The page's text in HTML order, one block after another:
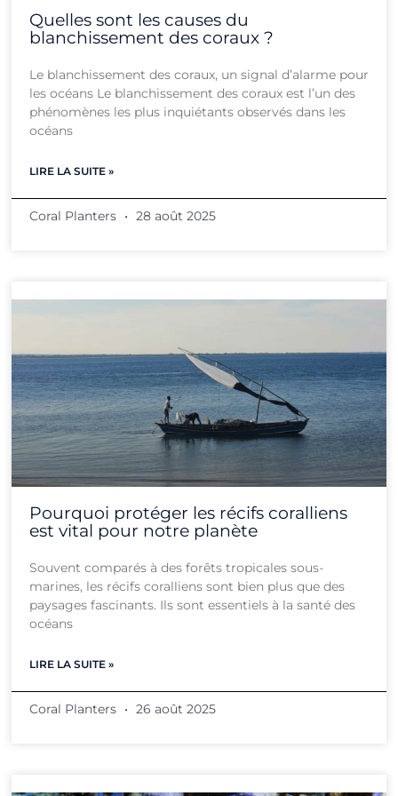
Quelles sont les causes du
blanchissement des coraux ?
Le blanchissement des coraux, un signal d’alarme pour
les océans Le blanchissement des coraux est l’un des
phénomènes les plus inquiétants observés dans les
océans
LIRE LA SUITE »
Coral Planters 28 août 2025
Pourquoi protéger les récifs coralliens
est vital pour notre planète
Souvent comparés à des forêts tropicales sous-
marines, les récifs coralliens sont bien plus que des
paysages fascinants. Ils sont essentiels à la santé des
océans
LIRE LA SUITE »
Coral Planters 26 août 2025